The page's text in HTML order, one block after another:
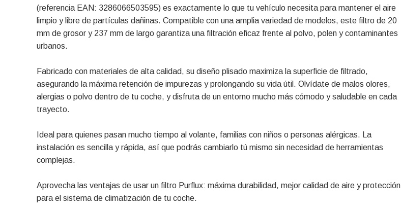
(referencia EAN: 3286066503595) es exactamente lo que tu vehículo necesita para mantener el aire
limpio y libre de partículas dañinas. Compatible con una amplia variedad de modelos, este filtro de 20
mm de grosor y 237 mm de largo garantiza una filtración eficaz frente al polvo, polen y contaminantes
urbanos.
Fabricado con materiales de alta calidad, su diseño plisado maximiza la superficie de filtrado,
asegurando la máxima retención de impurezas y prolongando su vida útil. Olvídate de malos olores,
alergias o polvo dentro de tu coche, y disfruta de un entorno mucho más cómodo y saludable en cada
trayecto.
Ideal para quienes pasan mucho tiempo al volante, familias con niños o personas alérgicas. La
instalación es sencilla y rápida, así que podrás cambiarlo tú mismo sin necesidad de herramientas
complejas.
Aprovecha las ventajas de usar un filtro Purflux: máxima durabilidad, mejor calidad de aire y protección
para el sistema de climatización de tu coche.